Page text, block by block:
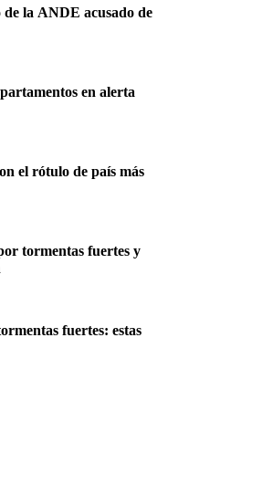
la ANDE acusado de
en alerta
el rótulo de país más
tormentas fuertes y
fuertes: estas